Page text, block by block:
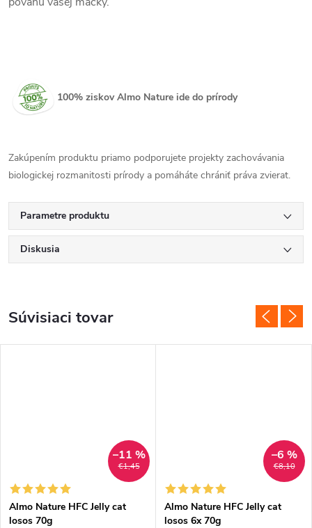
100% ziskov Almo Nature ide do prírody
Zakúpením produktu priamo podporujete projekty zachovávania
biologickej rozmanitosti prírody a pomáháte chrániť práva zvierat.
Parametre produktu
Diskusia
Súvisiaci tovar
€1,45
–11 %
Almo Nature HFC Jelly cat
losos 70g
€8,10
–6 %
Almo Nature HFC Jelly cat
losos 6x 70g